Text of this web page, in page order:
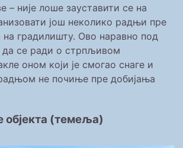
– није лоше зауставити се на
још неколико радњи пре
на градилишту. Ово наравно под
да се ради о стрпљивом
оном који је смогао снаге и
не почиње пре добијања
објекта (темеља)